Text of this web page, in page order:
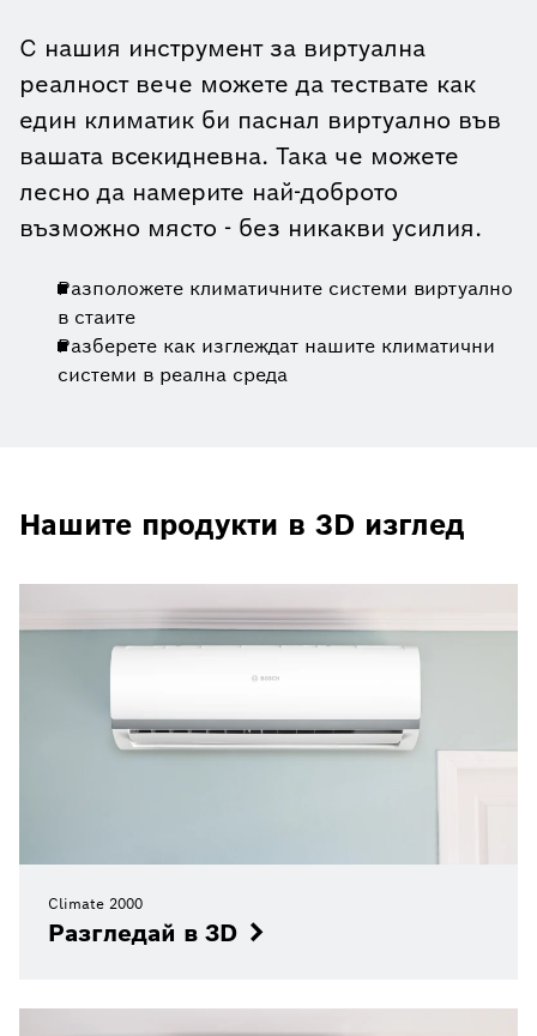
С нашия инструмент за виртуална
реалност вече можете да тествате как
един климатик би паснал виртуално във
вашата всекидневна. Така че можете
лесно да намерите най-доброто
възможно място - без никакви усилия.
Разположете климатичните системи виртуално
в стаите
Разберете как изглеждат нашите климатични
системи в реална среда
Нашите продукти в 3D изглед
Climate 2000
Разгледай в 3D